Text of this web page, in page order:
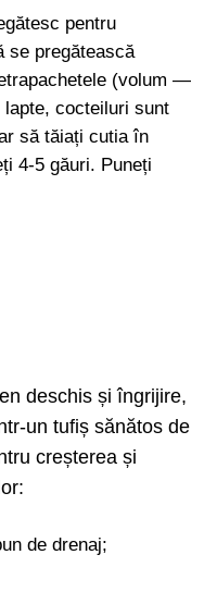
pentru
se pregătească
(volum —
cocteiluri sunt
să tăiați cutia în
4-5 găuri. Puneți
deschis și îngrijire,
un tufiș sănătos de
creșterea și
de drenaj;